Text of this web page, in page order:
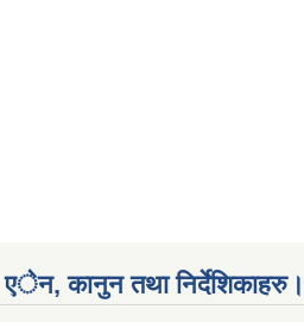
एेन, कानुन तथा निर्देशिकाहरु।